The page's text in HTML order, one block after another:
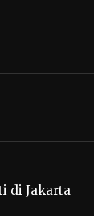
di Jakarta